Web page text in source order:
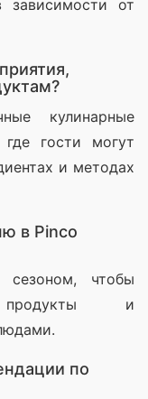
зависимости от
кулинарные
гости могут
и методах
в Pinco
чтобы
продукты и
по